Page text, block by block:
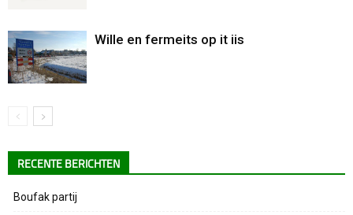
Wille en fermeits op it iis
RECENTE BERICHTEN
Boufak partij